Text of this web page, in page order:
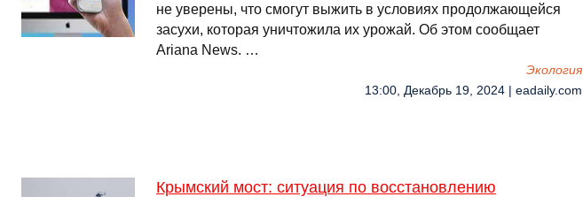
не уверены, что смогут выжить в условиях продолжающейся
засухи, которая уничтожила их урожай. Об этом сообщает
Ariana News. …
Экология
13:00, Декабрь 19, 2024 | eadaily.com
Крымский мост: ситуация по восстановлению